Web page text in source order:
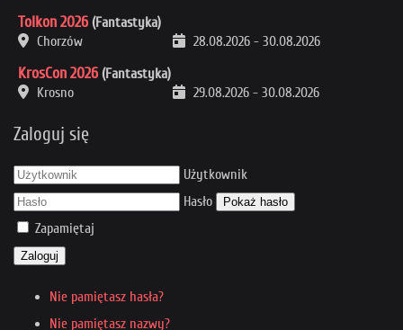
Tolkon 2026 (Fantastyka)
Chorzów
28.08.2026 - 30.08.2026
KrosCon 2026 (Fantastyka)
Krosno
29.08.2026 - 30.08.2026
Zaloguj się
Użytkownik
Hasło
Pokaż hasło
Zapamiętaj
Zaloguj
Nie pamiętasz hasła?
Nie pamiętasz nazwy?